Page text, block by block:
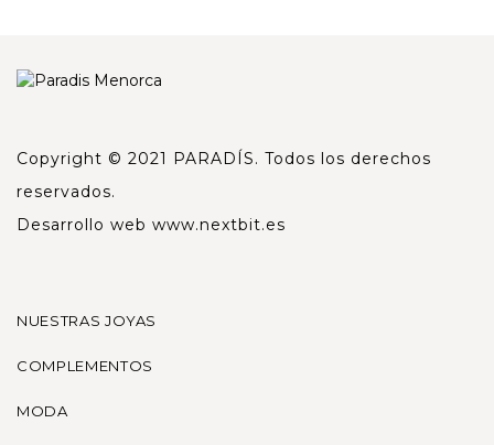
Copyright © 2021 PARADÍS. Todos los derechos
reservados.
Desarrollo web www.nextbit.es
NUESTRAS JOYAS
COMPLEMENTOS
MODA